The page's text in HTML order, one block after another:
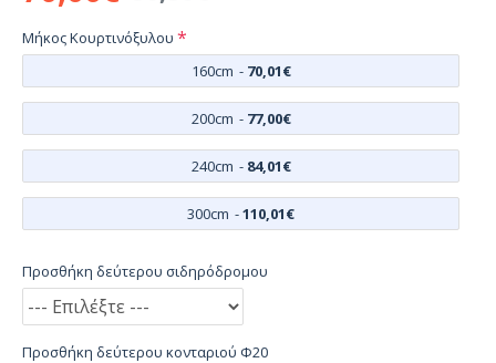
Μήκος Κουρτινόξυλου
160cm - 70,01€
200cm - 77,00€
240cm - 84,01€
300cm -110,01€
Προσθήκη δεύτερου σιδηρόδρομου
Προσθήκη δεύτερου κονταριού Φ20